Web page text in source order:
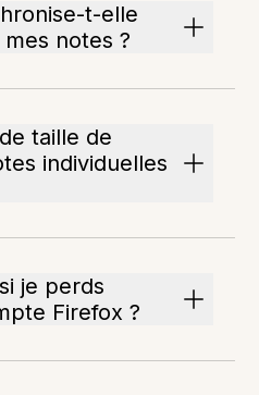
t-elle
notes ?
taille de
individuelles
je perds
Firefox ?